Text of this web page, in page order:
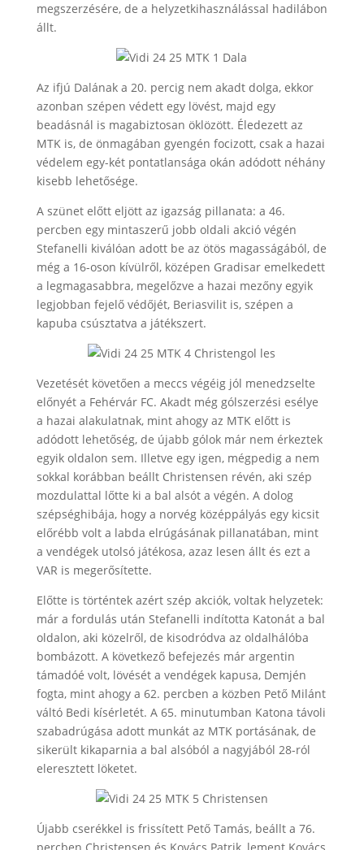
megszerzésére, de a helyzetkihasználással hadilábon
állt.
Az ifjú Dalának a 20. percig nem akadt dolga, ekkor
azonban szépen védett egy lövést, majd egy
beadásnál is magabiztosan öklözött. Éledezett az
MTK is, de önmagában gyengén focizott, csak a hazai
védelem egy-két pontatlansága okán adódott néhány
kisebb lehetősége.
A szünet előtt eljött az igazság pillanata: a 46.
percben egy mintaszerű jobb oldali akció végén
Stefanelli kiválóan adott be az ötös magasságából, de
még a 16-oson kívülről, középen Gradisar emelkedett
a legmagasabbra, megelőzve a hazai mezőny egyik
legjobban fejelő védőjét, Beriasvilit is, szépen a
kapuba csúsztatva a játékszert.
Vezetését követően a meccs végéig jól menedzselte
előnyét a Fehérvár FC. Akadt még gólszerzési esélye
a hazai alakulatnak, mint ahogy az MTK előtt is
adódott lehetőség, de újabb gólok már nem érkeztek
egyik oldalon sem. Illetve egy igen, mégpedig a nem
sokkal korábban beállt Christensen révén, aki szép
mozdulattal lőtte ki a bal alsót a végén. A dolog
szépséghibája, hogy a norvég középpályás egy kicsit
előrébb volt a labda elrúgásának pillanatában, mint
a vendégek utolsó játékosa, azaz lesen állt és ezt a
VAR is megerősítette.
Előtte is történtek azért szép akciók, voltak helyzetek:
már a fordulás után Stefanelli indította Katonát a bal
oldalon, aki közelről, de kisodródva az oldalhálóba
bombázott. A következő befejezés már argentin
támadóé volt, lövését a vendégek kapusa, Demjén
fogta, mint ahogy a 62. percben a közben Pető Milánt
váltó Bedi kísérletét. A 65. minutumban Katona távoli
szabadrúgása adott munkát az MTK portásának, de
sikerült kikaparnia a bal alsóból a nagyjából 28-ról
eleresztett löketet.
Újabb cserékkel is frissített Pető Tamás, beállt a 76.